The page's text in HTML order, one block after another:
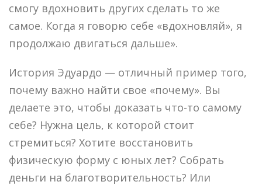
смогу вдохновить других сделать то же
самое. Когда я говорю себе «вдохновляй», я
продолжаю двигаться дальше».
История Эдуардо — отличный пример того,
почему важно найти свое «почему». Вы
делаете это, чтобы доказать что-то самому
себе? Нужна цель, к которой стоит
стремиться? Хотите восстановить
физическую форму с юных лет? Собрать
деньги на благотворительность? Или